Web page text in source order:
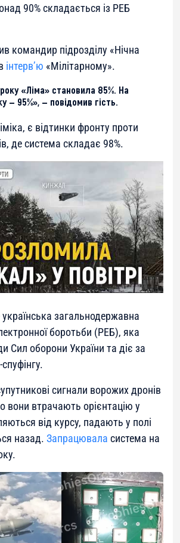
90% складається із РЕБ
командир підрозділу «Нічна
інтерв’ю «Мілітарному».
«Ліма» становила 85%. На
— 95%», — повідомив гість.
є відтинки фронту проти
де система складає 98%.
загальнодержавна
боротьби (РЕБ), яка
Сил оборони України та діє за
сигнали ворожих дронів
вони втрачають орієнтацію у
від курсу, падають у полі
назад. Запрацювала система на